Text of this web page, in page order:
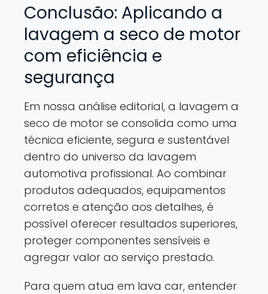
Conclusão: Aplicando a
lavagem a seco de motor
com eficiência e
segurança
Em nossa análise editorial, a lavagem a
seco de motor se consolida como uma
técnica eficiente, segura e sustentável
dentro do universo da lavagem
automotiva profissional. Ao combinar
produtos adequados, equipamentos
corretos e atenção aos detalhes, é
possível oferecer resultados superiores,
proteger componentes sensíveis e
agregar valor ao serviço prestado.
Para quem atua em lava car, entender